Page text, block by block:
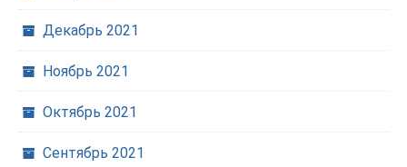
Декабрь 2021
Ноябрь 2021
Октябрь 2021
Сентябрь 2021